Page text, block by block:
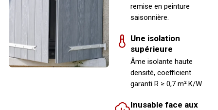
remise en peinture
saisonnière.
Une isolation
supérieure
Âme isolante haute
densité, coefficient
garanti R ≥ 0,7 m².K/W.
Inusable face aux